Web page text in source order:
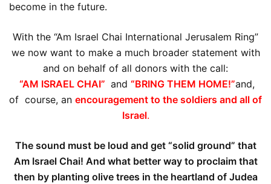
become in the future.
With the “Am Israel Chai International Jerusalem Ring”
we now want to make a much broader statement with
and on behalf of all donors with the call:
“AM ISRAEL CHAI” and “BRING THEM HOME!”and,
of course, an encouragement to the soldiers and all of
Israel.
The sound must be loud and get “solid ground” that
Am Israel Chai! And what better way to proclaim that
then by planting olive trees in the heartland of Judea